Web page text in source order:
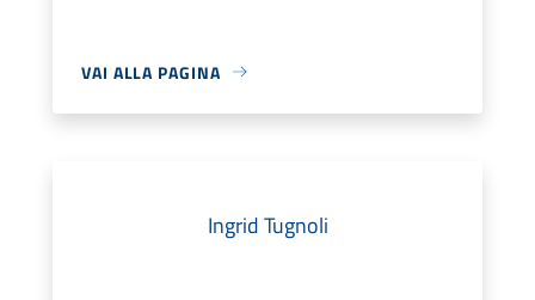
VAI ALLA PAGINA
Ingrid Tugnoli